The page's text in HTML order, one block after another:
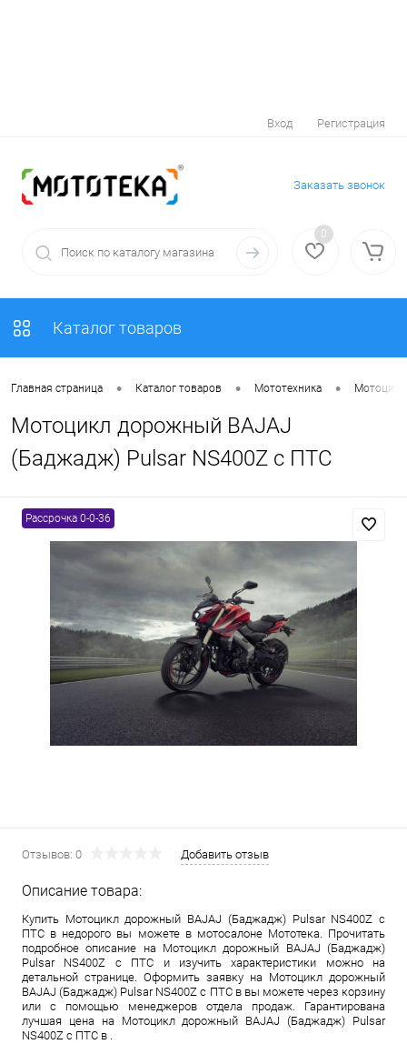
Вход Регистрация
Заказать звонок
0
Каталог товаров
Главная страница • Каталог товаров • Мототехника •
Мотоцикл дорожный BAJAJ
(Баджадж) Pulsar NS400Z с ПТС
Рассрочка 0-0-36
Отзывов: 0 Добавить отзыв
Описание товара:
Купить Мотоцикл дорожный BAJAJ (Баджадж) Pulsar NS400Z с
ПТС в недорого вы можете в мотосалоне Мототека. Прочитать
подробное описание на Мотоцикл дорожный BAJAJ (Баджадж)
Pulsar NS400Z с ПТС и изучить характеристики можно на
детальной странице. Оформить заявку на Мотоцикл дорожный
BAJAJ (Баджадж) Pulsar NS400Z с ПТС в вы можете через корзину
или с помощью менеджеров отдела продаж. Гарантирована
лучшая цена на Мотоцикл дорожный BAJAJ (Баджадж) Pulsar
NS400Z с ПТС в .